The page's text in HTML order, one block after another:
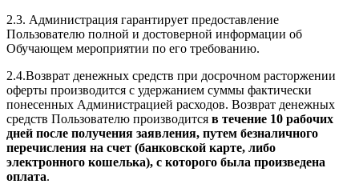
2.3. Администрация гарантирует предоставление
Пользователю полной и достоверной информации об
Обучающем мероприятии по его требованию.
2.4.Возврат денежных средств при досрочном расторжении
оферты производится с удержанием суммы фактически
понесенных Администрацией расходов. Возврат денежных
средств Пользователю производится в течение 10 рабочих
дней после получения заявления, путем безналичного
перечисления на счет (банковской карте, либо
электронного кошелька), с которого была произведена
оплата.